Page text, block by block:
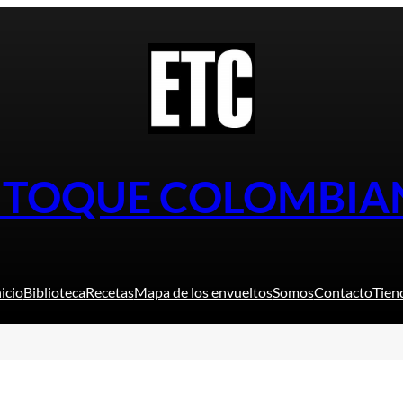
TOQUE
BibliotecaRecetasMapa de los envueltosSomosContacto